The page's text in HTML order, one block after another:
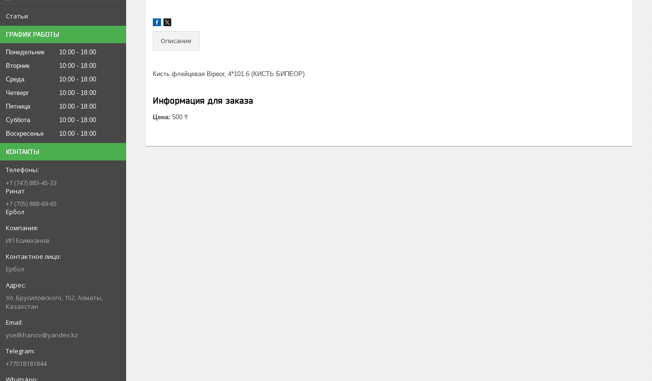
Статьи
ГРАФИК РАБОТЫ
Понедельник 10:00
18:00
Вторник
10:00
18:00
Среда
10:00
18:00
Четверг
10:00
18:00
Пятница
10:00
18:00
Суббота
10:00
18:00
Воскресенье
10:00 18:00
КОНТАКТЫ
+7 (747) 883-45-33
Ринат
+7 (705) 888-69-65
Ербол
ИП Есимxанов
Ербол
Ул. Брусиловского, 152, Алматы,
Казахстан
yseilkhanov@yandex.kz
+77018181844
Описание
Кисть флейцевая Bipeor, 4*101.6 (КИСТЬ БИПЕОР)
Информация для заказа
Цена: 500 ₸